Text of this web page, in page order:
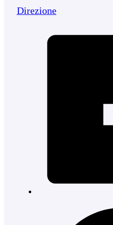
Direzione